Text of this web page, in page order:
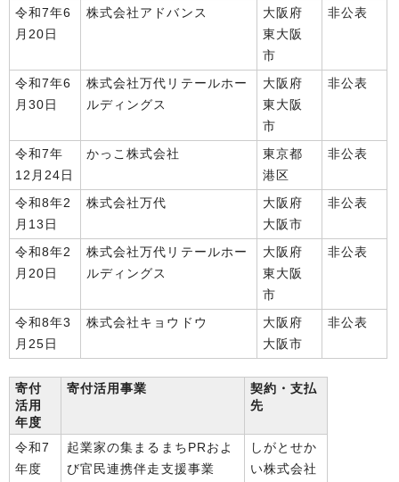
令和7年6
月20日
株式会社アドバンス
大阪府
東大阪
市
非公表
令和7年6
月30日
株式会社万代リテールホー
ルディングス
大阪府
東大阪
市
非公表
令和7年
12月24日
かっこ株式会社
東京都
港区
非公表
令和8年2
月13日
株式会社万代
大阪府
大阪市
非公表
令和8年2
月20日
株式会社万代リテールホー
ルディングス
大阪府
東大阪
市
非公表
令和8年3
月25日
株式会社キョウドウ
大阪府
大阪市
非公表
寄付
活用
年度
寄付活用事業
契約・支払
先
令和7
年度
起業家の集まるまちPRおよ
び官民連携伴走支援事業
しがとせか
い株式会社